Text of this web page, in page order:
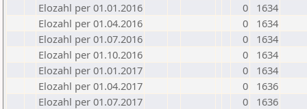
Elozahl per 01.01.2016
0
1634
Elozahl per 01.04.2016
0
1634
Elozahl per 01.07.2016
0
1634
Elozahl per 01.10.2016
0
1634
Elozahl per 01.01.2017
0
1634
Elozahl per 01.04.2017
0
1636
Elozahl per 01.07.2017
0
1636